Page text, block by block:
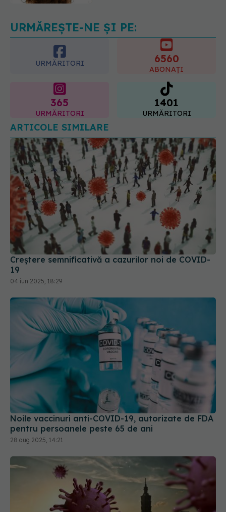
URMĂREȘTE-NE ȘI PE:
URMĂRITORI 6560
ABONAȚI
365
URMĂRITORI
1401
URMĂRITORI
ARTICOLE SIMILARE
Creștere semnificativă a cazurilor noi de COVID-
19
04 iun 2025, 18:29
Noile vaccinuri anti-COVID-19, autorizate de FDA
pentru persoanele peste 65 de ani
28 aug 2025, 14:21